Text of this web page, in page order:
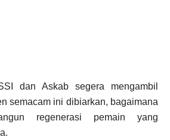
dan Askab segera mengambil
semacam ini dibiarkan, bagaimana
regenerasi pemain yang